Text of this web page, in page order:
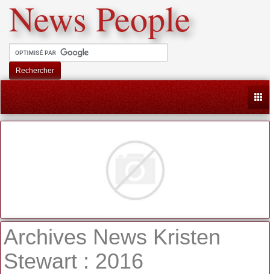
News People
Rechercher
Archives News Kristen
Stewart : 2016